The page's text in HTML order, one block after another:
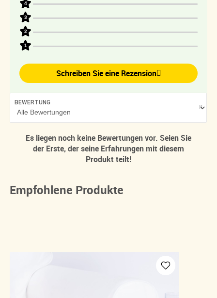
4
3
2
1
Schreiben Sie eine Rezension
BEWERTUNG
Es liegen noch keine Bewertungen vor. Seien Sie
der Erste, der seine Erfahrungen mit diesem
Produkt teilt!
Empfohlene Produkte